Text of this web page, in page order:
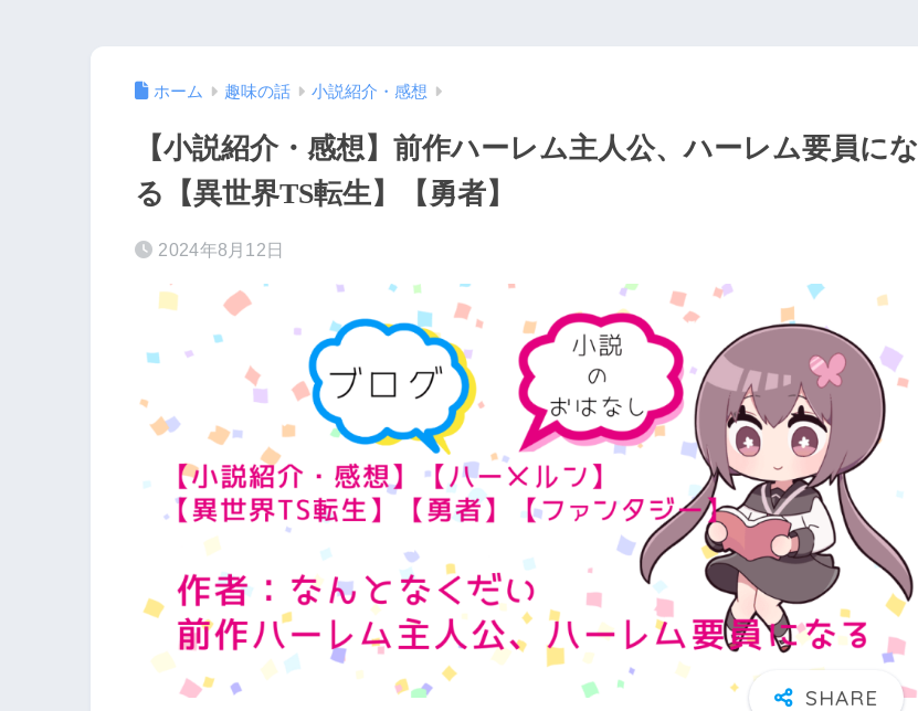
ホーム 趣味の話 小説紹介・感想
【小説紹介・感想】前作ハーレム主人公、ハーレム要員にな
る【異世界TS転生】【勇者】
2024年8月12日